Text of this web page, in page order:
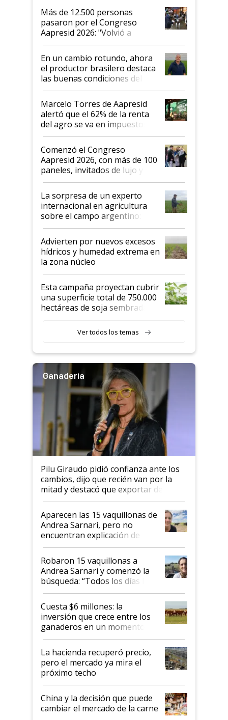
Más de 12.500 personas
pasaron por el Congreso
Aapresid 2026: "Volvió a
demostrar que hablar del
suelo es hablar de todo el
sistema productivo"
En un cambio rotundo, ahora
el productor brasilero destaca
las buenas condiciones del
agro argentino para invertir:
"Los veo más motivados"
Marcelo Torres de Aapresid
alertó que el 62% de la renta
del agro se va en impuestos:
"No es bueno que en
Argentina se sigan discutiendo
las mismas cosas de hace 50
años"
Comenzó el Congreso
Aapresid 2026, con más de 100
paneles, invitados de lujo y
todas las tendencias
La sorpresa de un experto
internacional en agricultura
sobre el campo argentino:
"Estoy muy impresionado"
Advierten por nuevos excesos
hídricos y humedad extrema en
la zona núcleo
Esta campaña proyectan cubrir
una superficie total de 750.000
hectáreas de soja sembradas
variedades que marcan un
salto tecnológico en genética y
Ver todos los temas
Ganadería
Pilu Giraudo pidió confianza ante los
cambios, dijo que recién van por la
mitad y destacó que exportar dejó de
ser "para unos pocos": "Tenemos un
mandato muy claro del gobierno
nacional"
Aparecen las 15 vaquillonas de
Andrea Sarnari, pero no
encuentran explicación de
cómo llegaron allí
Robaron 15 vaquillonas a
Andrea Sarnari y comenzó la
búsqueda: “Todos los días le
toca a algún productor”
Cuesta $6 millones: la
inversión que crece entre los
ganaderos en un momento
histórico para la actividad
La hacienda recuperó precio,
pero el mercado ya mira el
próximo techo
China y la decisión que puede
cambiar el mercado de la carne